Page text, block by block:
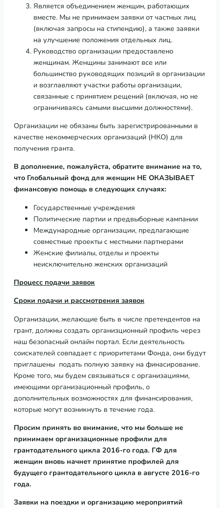
Является объединением женщин, работающих
вместе. Мы не принимаем заявки от частных лиц
(включая запросы на стипендию), а также заявки
на улучшение положения отдельных лиц.
Руководство организации предоставлено
женщинам. Женщины занимают все или
большинство руководящих позиций в организации
и возглавляют участки работы организации,
связанные с принятием рещений (включая, но не
ограничиваясь самыми высшими должностями).
Организации не обязаны быть зарегистрированными в
качестве некоммерческих организаций (НКО) для
получения гранта.
В дополнение, пожалуйста, обратите внимание на то,
что Глобальный фонд для женщин НЕ ОКАЗЫВАЕТ
финансовую помощь в следующих случаях:
Государственные учреждения
Политические партии и предвыборные кампании
Международные организации, предлагающие
совместные проекты с местными партнерами
Женские филиалы, отделы и проекты
неисключительно женских организаций
Процесс подачи заявок
Сроки подачи и рассмотрения заявок
Организации, желающие быть в числе претендентов на
грант, должны создать организционный профиль через
наш безопасный онлайн портал. Если деятельность
соискателей совпадает с приоритетами Фонда, они будут
приглашены подать полную заявку на финасирование.
Кроме того, мы будем связываться с организациями,
имеющими организационный профиль, о
дополнительных возможностях для финансирования,
которые могут возникнуть в течение года.
Просим принять во внимание, что мы больше не
принимаем организационные профили для
грантодательного цикла 2016-го года. ГФ для
женщин вновь начнет принятие профилей для
будущего грантодательного цикла в августе 2016-го
года.
Заявки на поездки и организацию мероприятий